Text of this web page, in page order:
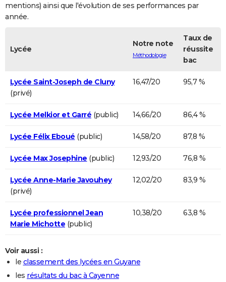
FORUM
mentions) ainsi que l'évolution de ses performances par
année.
Lycée
Notre note
Méthodologie
Taux de
réussite
bac
Lycée Saint-Joseph de Cluny
(privé)
16,47/20 95,7 %
Lycée Melkior et Garré (public) 14,66/20 86,4 %
Lycée Félix Eboué (public) 14,58/20 87,8 %
Lycée Max Josephine (public) 12,93/20 76,8 %
Lycée Anne-Marie Javouhey
(privé)
12,02/20 83,9 %
Lycée professionnel Jean
Marie Michotte (public)
10,38/20 63,8 %
Voir aussi :
le classement des lycées en Guyane
les résultats du bac à Cayenne